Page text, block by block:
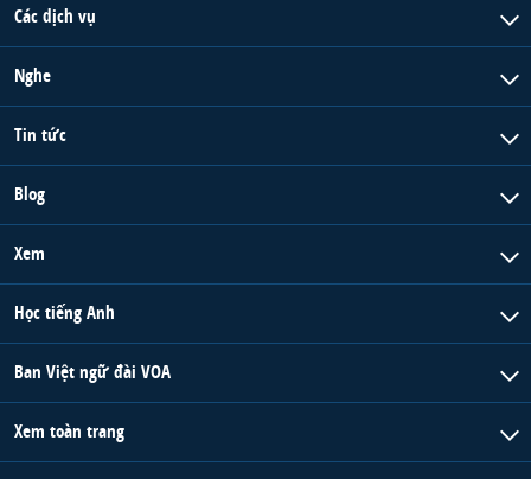
Các dịch vụ
Nghe
Tin tức
Blog
Xem
Học tiếng Anh
Ban Việt ngữ đài VOA
Xem toàn trang